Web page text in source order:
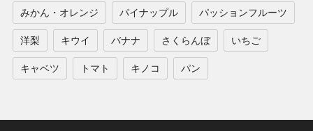
みかん・オレンジ パイナップル パッションフルーツ
洋梨 キウイ バナナ さくらんぼ いちご
キャベツ トマト キノコ パン